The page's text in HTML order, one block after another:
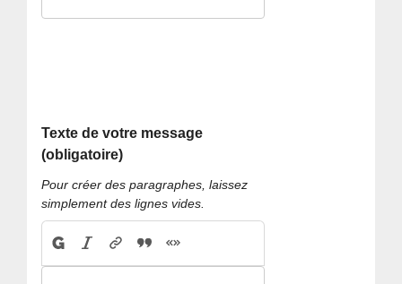
Texte de votre message
(obligatoire)
Pour créer des paragraphes, laissez
simplement des lignes vides.